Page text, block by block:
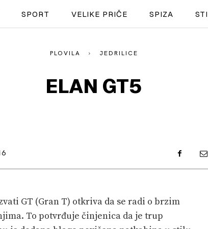
SPORT
PRETPLATA
SHOP
SPORT VELIKE PRIČE SPIZA
PLOVILA JEDRILICE
ELAN GT5
GT (Gran T) otkriva da se radi o brzim
To potvrđuje činjenica da je trup